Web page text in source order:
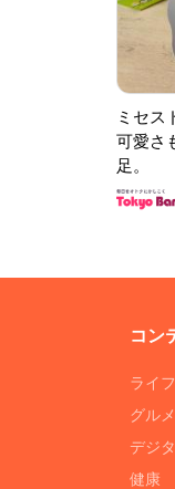
ミセス
可愛さ
足。
コン
ライフ
グルメ
デジ
健康